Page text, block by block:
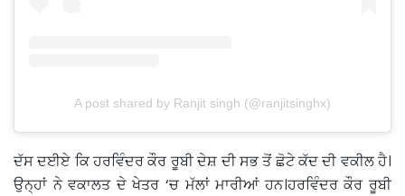
A post shared by Ranjit singh (@ranjitsinghx)
ਦੱਸ ਦਈਏ ਕਿ ਹਰਵਿੰਦਰ ਕੌਰ ਰੂਬੀ ਦੇਸ਼ ਦੀ ਸਭ ਤੋਂ ਛੋਟੇ ਕੱਦ ਦੀ ਵਕੀਲ ਹੈ।
ਉਨ੍ਹਾਂ ਨੇ ਵਕਾਲਤ ਦੇ ਖੇਤਰ ‘ਚ ਮੱਲਾਂ ਮਾਰੀਆਂ ਹਨ।ਹਰਵਿੰਦਰ ਕੌਰ ਰੂਬੀ